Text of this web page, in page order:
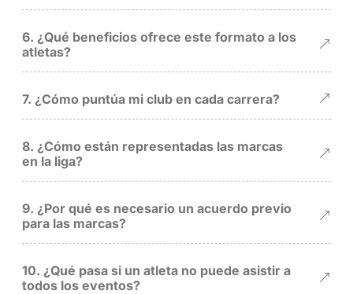
6. ¿Qué beneficios ofrece este formato a los
atletas?
7. ¿Cómo puntúa mi club en cada carrera?
8. ¿Cómo están representadas las marcas
en la liga?
9. ¿Por qué es necesario un acuerdo previo
para las marcas?
10. ¿Qué pasa si un atleta no puede asistir a
todos los eventos?